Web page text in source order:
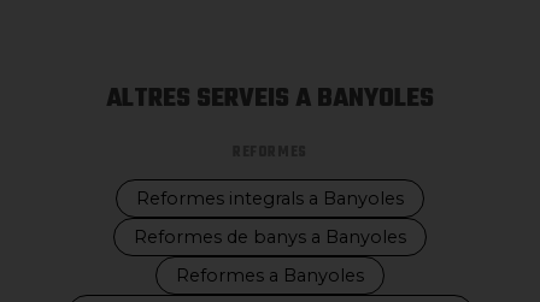
ALTRES SERVEIS A BANYOLES
Reformes integrals a Banyoles
Reformes de banys a Banyoles
Reformes a Banyoles